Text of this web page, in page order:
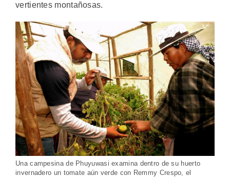
vertientes montañosas.
Una campesina de Phuyuwasi examina dentro de su huerto
invernadero un tomate aún verde con Remmy Crespo, el